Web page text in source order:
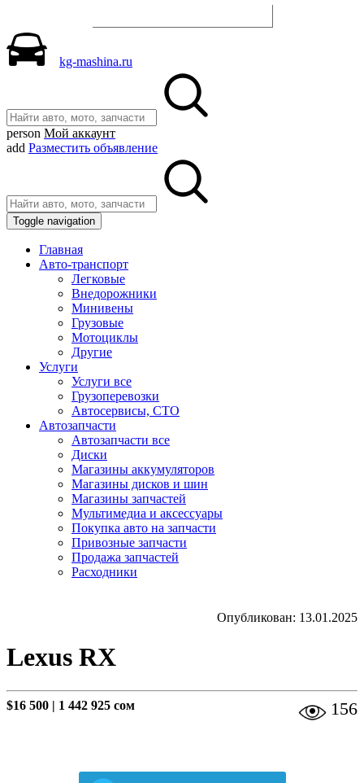
kg-mashina.ru
person Мой аккаунт
add Разместить объявление
Toggle navigation
Главная
Авто-транспорт
Легковые
Внедорожники
Минивены
Грузовые
Мотоциклы
Другие
Услуги
Услуги все
Грузоперевозки
Автосервисы, СТО
Автозапчасти
Автозапчасти все
Диски
Магазины аккумуляторов
Магазины дисков и шин
Магазины запчастей
Мультимедиа и аксессуары
Покупка авто на запчасти
Привозные запчасти
Продажа запчастей
Расходники
Опубликован: 13.01.2025
Lexus RX
$16 500 | 1 442 925 сом 156